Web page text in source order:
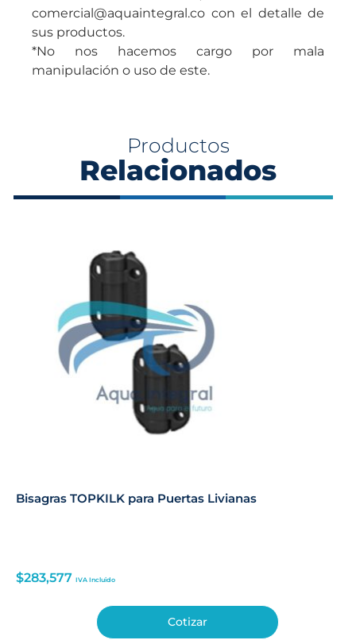
comercial@aquaintegral.co con el detalle de
sus productos.
*No nos hacemos cargo por mala
manipulación o uso de este.
Productos
Relacionados
Bisagras TOPKILK para Puertas Livianas
$283,577 IVA Incluido
Cotizar